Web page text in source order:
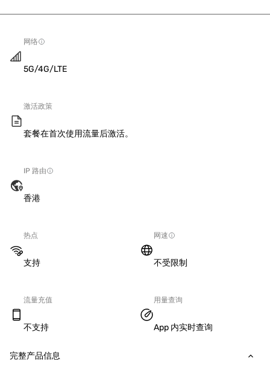
网络
5G/4G/LTE
激活政策
套餐在首次使用流量后激活。
IP 路由
香港
热点
支持
网速
不受限制
流量充值
不支持
用量查询
App 内实时查询
完整产品信息